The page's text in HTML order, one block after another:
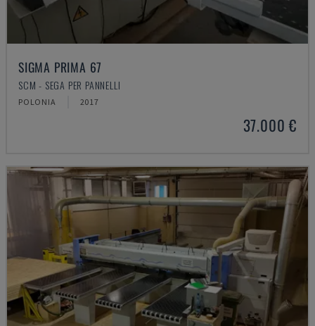
SIGMA PRIMA 67
SCM - SEGA PER PANNELLI
POLONIA 2017
37.000 €